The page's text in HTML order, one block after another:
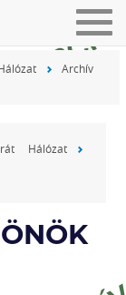
Archív
Hálózat